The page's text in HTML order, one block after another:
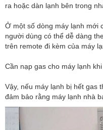
ra hoặc dàn lạnh bên trong
Ở một số dòng máy lạnh mới
người dùng có thể dễ dàng
trên remote đi kèm của máy
Cần nạp gas cho máy lạnh
Vậy, nếu máy lạnh bị hết gas
đảm bảo rằng máy lạnh nhà